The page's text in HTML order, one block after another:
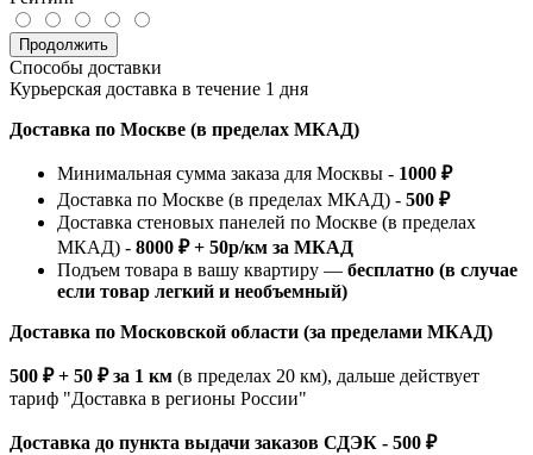
Продолжить
Способы доставки
Курьерская доставка в течение 1 дня
Доставка по Москве (в пределах МКАД)
Минимальная сумма заказа для Москвы - 1000 ₽
Доставка по Москве (в пределах МКАД) - 500 ₽
Доставка стеновых панелей по Москве (в пределах
МКАД) - 8000 ₽ + 50р/км за МКАД
Подъем товара в вашу квартиру — бесплатно (в случае
если товар легкий и необъемный)
Доставка по Московской области (за пределами МКАД)
500 ₽ + 50 ₽ за 1 км (в пределах 20 км), дальше действует
тариф "Доставка в регионы России"
Доставка до пункта выдачи заказов СДЭК - 500 ₽